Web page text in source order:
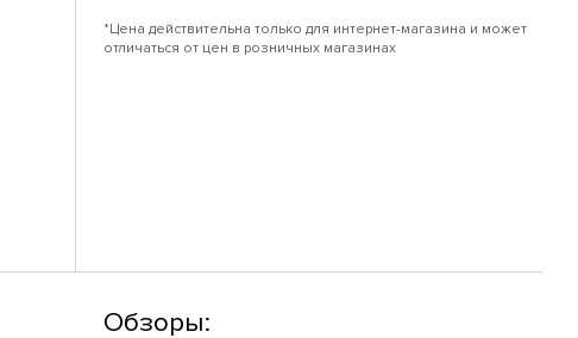
*Цена действительна только для интернет-магазина и может
отличаться от цен в розничных магазинах
Обзоры: